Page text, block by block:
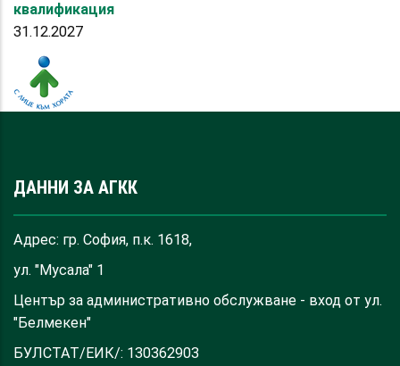
квалификация
31.12.2027
ДАННИ ЗА АГКК
Адрес: гр. София, п.к. 1618,
ул. "Мусала" 1
Център за административно обслужване - вход от ул.
"Белмекен"
БУЛСТАТ/ЕИК/: 130362903